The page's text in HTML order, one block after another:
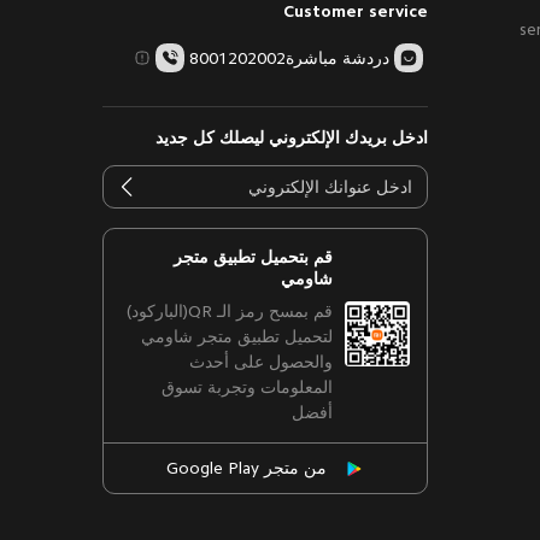
Customer service
دردشة مباشرة8001202002
ادخل بريدك الإلكتروني ليصلك كل جديد
قم بتحميل تطبيق متجر
شاومي
قم بمسح رمز الـ QR(الباركود)
لتحميل تطبيق متجر شاومي
والحصول على أحدث
المعلومات وتجربة تسوق
أفضل
من متجر Google Play